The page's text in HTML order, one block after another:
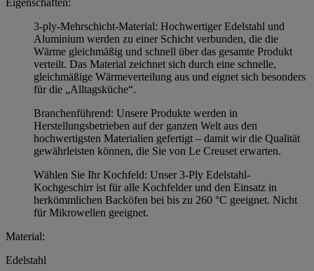
Eigenschaften:
3-ply-Mehrschicht-Material: Hochwertiger Edelstahl und
Aluminium werden zu einer Schicht verbunden, die die
Wärme gleichmäßig und schnell über das gesamte Produkt
verteilt. Das Material zeichnet sich durch eine schnelle,
gleichmäßige Wärmeverteilung aus und eignet sich besonders
für die „Alltagsküche“.
Branchenführend: Unsere Produkte werden in
Herstellungsbetrieben auf der ganzen Welt aus den
hochwertigsten Materialien gefertigt – damit wir die Qualität
gewährleisten können, die Sie von Le Creuset erwarten.
Wählen Sie Ihr Kochfeld: Unser 3-Ply Edelstahl-
Kochgeschirr ist für alle Kochfelder und den Einsatz in
herkömmlichen Backöfen bei bis zu 260 °C geeignet. Nicht
für Mikrowellen geeignet.
Material:
Edelstahl